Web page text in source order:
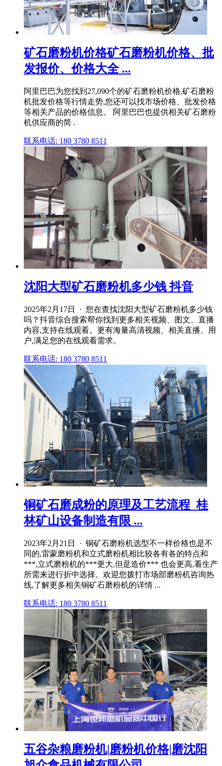
矿石磨粉机价格矿石磨粉机价格、批
发报价、价格大全 ...
阿里巴巴为您找到27,090个的矿石磨粉机价格,矿石磨粉
机批发价格等行情走势,您还可以找市场价格、批发价格
等相关产品的价格信息。 阿里巴巴也提供相关矿石磨粉
机供应商的简 .
联系电话: 180 3780 8511
沈阳大型矿石磨粉机多少钱 抖音
2025年2月17日 · 您在查找沈阳大型矿石磨粉机多少钱
吗？抖音综合搜索帮你找到更多相关视频、图文、直播
内容,支持在线观看。更有海量高清视频、相关直播、用
户,满足您的在线观看需求。
联系电话: 180 3780 8511
铜矿石磨成粉的原理及工艺流程_桂
林矿山设备制造有限 ...
2023年2月21日 · 铜矿石磨粉机选型不一样价格也是不
同的,雷蒙磨粉机和立式磨粉机相比较各有各的特点和
***,立式磨粉机的***更大,但是造价*** 也会更高,看生产
所需来进行折中选择。欢迎您拨打市场部磨粉机咨询热
线,了解更多相关铜矿石磨粉机的详情 ...
联系电话: 180 3780 8511
五谷杂粮磨粉机|磨粉机价格|磨沈阳